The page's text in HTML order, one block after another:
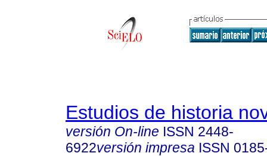
Estudios de historia
versión On-line ISSN 2448-
6922versión impresa ISSN